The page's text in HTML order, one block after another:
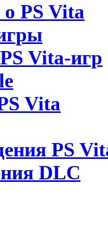
PS Vita
Vita-игр
Vita
PS
DLC